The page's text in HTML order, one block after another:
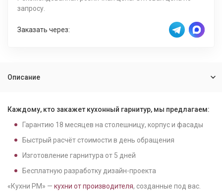
запросу.
Заказать через:
Описание
Каждому, кто закажет кухонный гарнитур, мы предлагаем:
Гарантию 18 месяцев на столешницу, корпус и фасады
Быстрый расчёт стоимости в день обращения
Изготовление гарнитура от 5 дней
Бесплатную разработку дизайн-проекта
«Кухни РМ» — кухни от производителя, созданные под вас.